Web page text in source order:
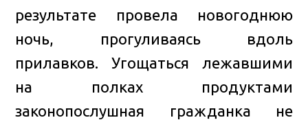
результате провела новогоднюю
ночь, прогуливаясь вдоль
прилавков. Угощаться лежавшими
на полках продуктами
законопослушная гражданка не